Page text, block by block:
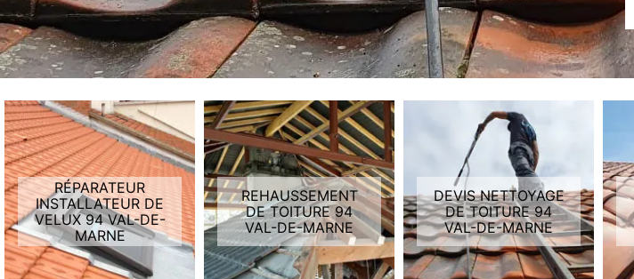
RÉPARATEUR
INSTALLATEUR DE
VELUX 94 VAL-DE-
MARNE
REHAUSSEMENT
DE TOITURE 94
VAL-DE-MARNE
DEVIS NETTOYAGE
DE TOITURE 94
VAL-DE-MARNE